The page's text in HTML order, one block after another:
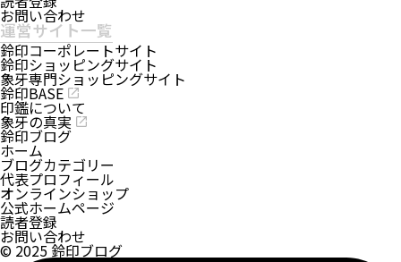
お問い合わせ
運営サイト一覧
鈴印コーポレートサイト
鈴印ショッピングサイト
象牙専門ショッピングサイト
鈴印BASE
印鑑について
象牙の真実
鈴印ブログ
ホーム
ブログカテゴリー
代表プロフィール
オンラインショップ
公式ホームページ
読者登録
お問い合わせ
© 2025 鈴印ブログ